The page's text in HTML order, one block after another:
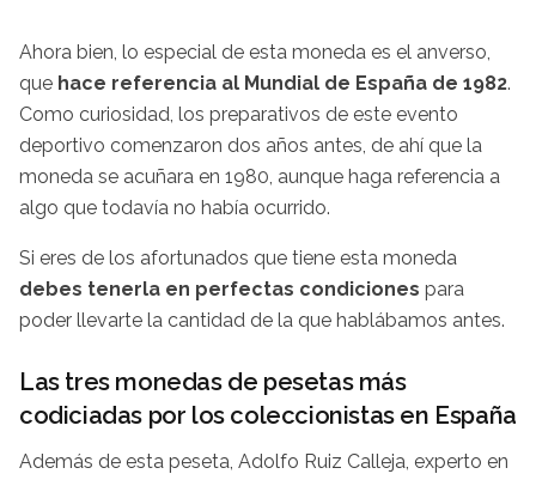
Ahora bien, lo especial de esta moneda es el anverso,
que hace referencia al Mundial de España de 1982.
Como curiosidad, los preparativos de este evento
deportivo comenzaron dos años antes, de ahí que la
moneda se acuñara en 1980, aunque haga referencia a
algo que todavía no había ocurrido.
Si eres de los afortunados que tiene esta moneda
debes tenerla en perfectas condiciones para
poder llevarte la cantidad de la que hablábamos antes.
Las tres monedas de pesetas más
codiciadas por los coleccionistas en España
Además de esta peseta, Adolfo Ruiz Calleja, experto en